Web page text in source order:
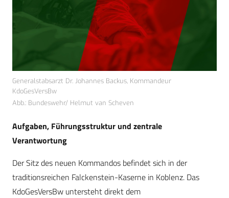
Generalstabsarzt Dr. Johannes Backus, Kommandeur
KdoGesVersBw
Abb.: Bundeswehr/ Helmut van Scheven
Aufgaben, Führungsstruktur und zentrale
Verantwortung
Der Sitz des neuen Kommandos befindet sich in der
traditionsreichen Falckenstein-Kaserne in Koblenz. Das
KdoGesVersBw untersteht direkt dem